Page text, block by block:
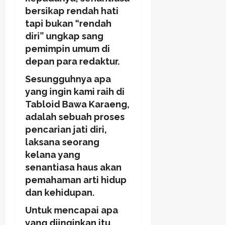
bersikap rendah hati
tapi bukan “rendah
diri” ungkap sang
pemimpin umum di
depan para redaktur.
Sesungguhnya apa
yang ingin kami raih di
Tabloid Bawa Karaeng,
adalah sebuah proses
pencarian jati diri,
laksana seorang
kelana yang
senantiasa haus akan
pemahaman arti hidup
dan kehidupan.
Untuk mencapai apa
yang diinginkan itu,